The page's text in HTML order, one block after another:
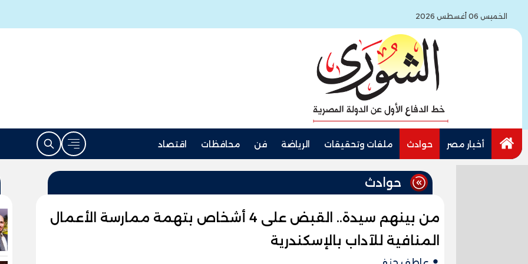
الخميس 06 أغسطس 2026
أخبار مصر حوادث ملفات وتحقيقات الرياضة فن محافظات اقتصاد
حوادث
من بينهم سيدة.. القبض على 4 أشخاص بتهمة ممارسة الأعمال
المنافية للآداب بالإسكندرية